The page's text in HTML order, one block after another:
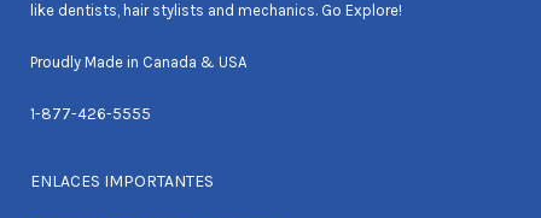
like dentists, hair stylists and mechanics. Go Explore!
Proudly Made in Canada & USA
1-877-426-5555
ENLACES IMPORTANTES